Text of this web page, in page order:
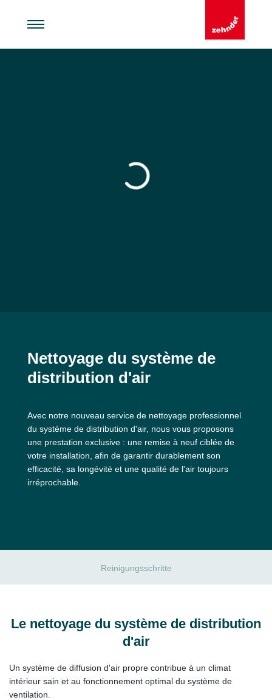
Nettoyage du système de
distribution d'air
Avec notre nouveau service de nettoyage professionnel
du système de distribution d'air, nous vous proposons
une prestation exclusive : une remise à neuf ciblée de
votre installation, afin de garantir durablement son
efficacité, sa longévité et une qualité de l'air toujours
irréprochable.
Reinigungsschritte
Le nettoyage du système de distribution
d'air
Un système de diffusion d'air propre contribue à un climat
intérieur sain et au fonctionnement optimal du système de
ventilation.